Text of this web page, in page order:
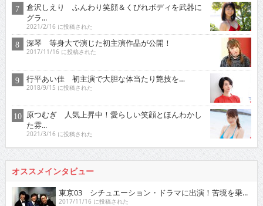
倉沢しえり ふんわり笑顔＆くびれボディを武器に
グラ...
2021/2/16 に投稿された
深琴 等身大で演じた初主演作品が公開！
2017/11/16 に投稿された
行平あい佳 初主演で大胆な体当たり艶技を…
2018/9/15 に投稿された
原つむぎ 人気上昇中！愛らしい笑顔とほんわかし
た雰...
2021/3/16 に投稿された
オススメインタビュー
東京03 シチュエーション・ドラマに出演！苦境を乗...
2017/11/16 に投稿された